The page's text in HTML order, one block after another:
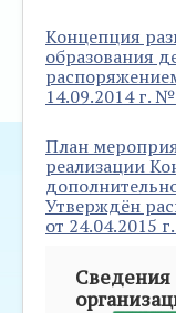
Концепция
образования
14.09.2014 г.
План
реализации
Утверждён
от 24.04.2015
Сведения